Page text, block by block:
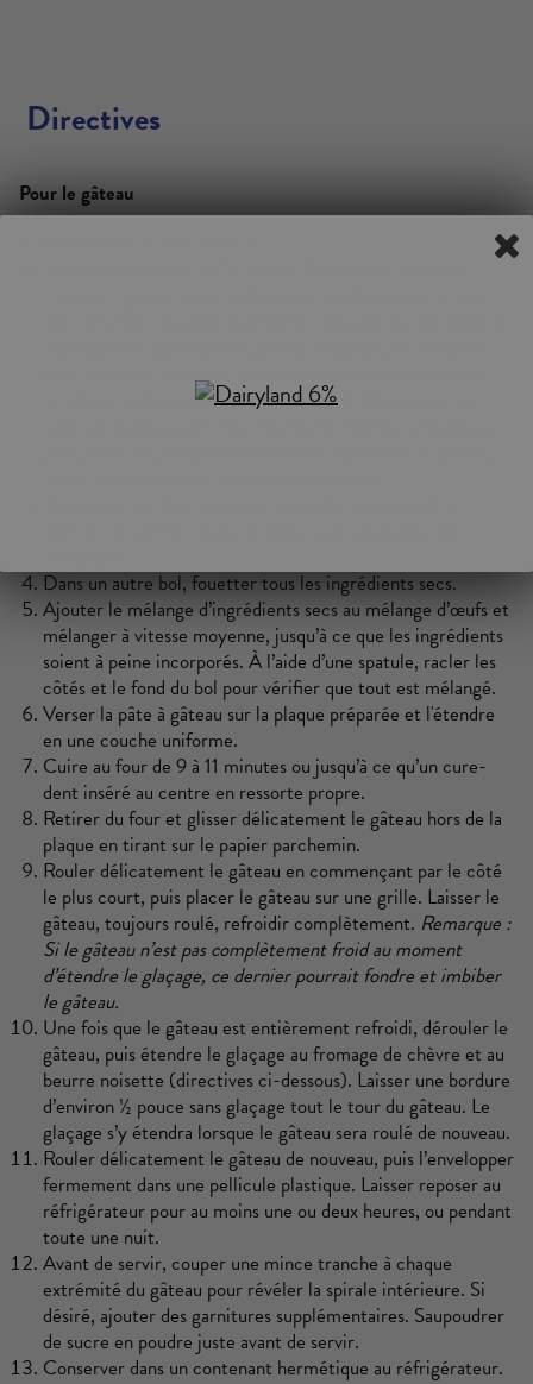
Directives
Pour le gâteau
sous le papier. Vaporiser d’un enduit à cuisson antiadhésif.
La plaque utilisée doit avoir des rebords!
Dans un autre bol, fouetter tous les ingrédients secs.
Ajouter le mélange d’ingrédients secs au mélange d’œufs et
mélanger à vitesse moyenne, jusqu’à ce que les ingrédients
soient à peine incorporés. À l’aide d’une spatule, racler les
côtés et le fond du bol pour vérifier que tout est mélangé.
Verser la pâte à gâteau sur la plaque préparée et l'étendre
en une couche uniforme.
Cuire au four de 9 à 11 minutes ou jusqu’à ce qu’un cure-
dent inséré au centre en ressorte propre.
Retirer du four et glisser délicatement le gâteau hors de la
plaque en tirant sur le papier parchemin.
Rouler délicatement le gâteau en commençant par le côté
le plus court, puis placer le gâteau sur une grille. Laisser le
gâteau, toujours roulé, refroidir complètement. Remarque :
Si le gâteau n’est pas complètement froid au moment
d’étendre le glaçage, ce dernier pourrait fondre et imbiber
le gâteau.
Une fois que le gâteau est entièrement refroidi, dérouler le
gâteau, puis étendre le glaçage au fromage de chèvre et au
beurre noisette (directives ci-dessous). Laisser une bordure
d’environ ½ pouce sans glaçage tout le tour du gâteau. Le
glaçage s’y étendra lorsque le gâteau sera roulé de nouveau.
Rouler délicatement le gâteau de nouveau, puis l’envelopper
fermement dans une pellicule plastique. Laisser reposer au
réfrigérateur pour au moins une ou deux heures, ou pendant
toute une nuit.
Avant de servir, couper une mince tranche à chaque
extrémité du gâteau pour révéler la spirale intérieure. Si
désiré, ajouter des garnitures supplémentaires. Saupoudrer
de sucre en poudre juste avant de servir.
Conserver dans un contenant hermétique au réfrigérateur.